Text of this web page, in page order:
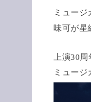
ミュージ
味可が星
上演30
ミュージ